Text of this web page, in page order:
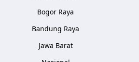
Bogor Raya
Bandung Raya
Jawa Barat